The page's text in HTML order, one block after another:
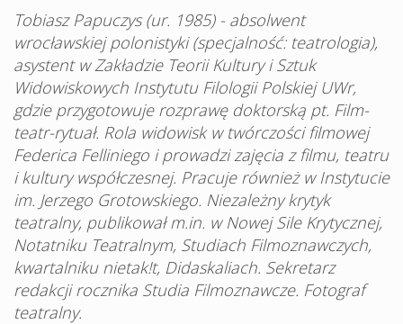
Tobiasz Papuczys (ur. 1985) - absolwent
wrocławskiej polonistyki (specjalność: teatrologia),
asystent w Zakładzie Teorii Kultury i Sztuk
Widowiskowych Instytutu Filologii Polskiej UWr,
gdzie przygotowuje rozprawę doktorską pt. Film-
teatr-rytuał. Rola widowisk w twórczości filmowej
Federica Felliniego i prowadzi zajęcia z filmu, teatru
i kultury współczesnej. Pracuje również w Instytucie
im. Jerzego Grotowskiego. Niezależny krytyk
teatralny, publikował m.in. w Nowej Sile Krytycznej,
Notatniku Teatralnym, Studiach Filmoznawczych,
kwartalniku nietak!t, Didaskaliach. Sekretarz
redakcji rocznika Studia Filmoznawcze. Fotograf
teatralny.